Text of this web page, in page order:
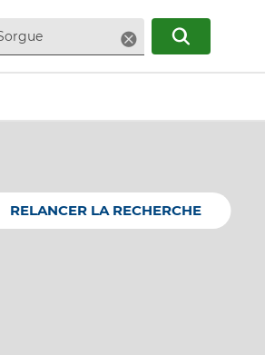
Supprimer
RELANCER LA RECHERCHE